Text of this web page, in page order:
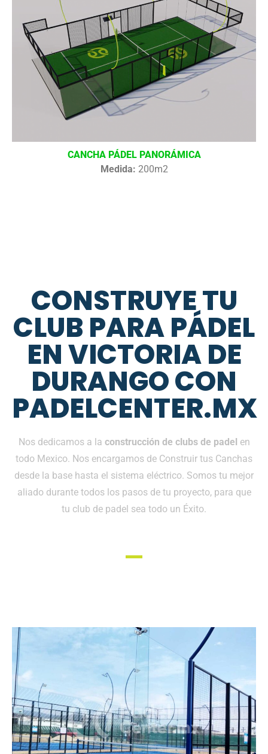
CANCHA PÁDEL PANORÁMICA
Medida: 200m2
CONSTRUYE TU
CLUB PARA PÁDEL
EN VICTORIA DE
DURANGO CON
PADELCENTER.MX
Nos dedicamos a la construcción de clubs de padel en
todo Mexico. Nos encargamos de Construir tus Canchas
desde la base hasta el sistema eléctrico. Somos tu mejor
aliado durante todos los pasos de tu proyecto, para que
tu club de padel sea todo un Éxito.